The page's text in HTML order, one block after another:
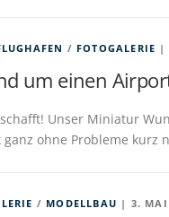
/ FOTOGALERIE |
um einen
Unser Miniatur
ohne Probleme kurz
/ MODELLBAU | 3. MAI